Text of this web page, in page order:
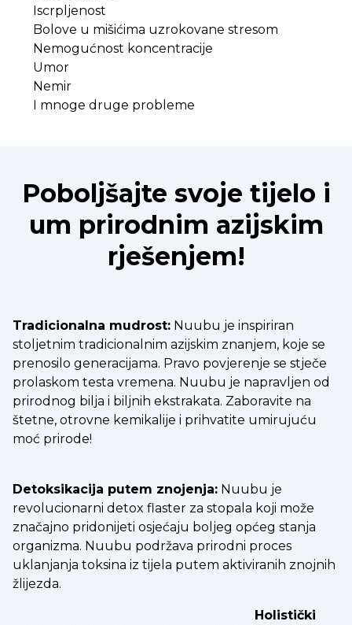
Iscrpljenost
Bolove u mišićima uzrokovane stresom
Nemogućnost koncentracije
Umor
Nemir
I mnoge druge probleme
Poboljšajte svoje tijelo i
um prirodnim azijskim
rješenjem!
Tradicionalna mudrost: Nuubu je inspiriran
stoljetnim tradicionalnim azijskim znanjem, koje se
prenosilo generacijama. Pravo povjerenje se stječe
prolaskom testa vremena. Nuubu je napravljen od
prirodnog bilja i biljnih ekstrakata. Zaboravite na
štetne, otrovne kemikalije i prihvatite umirujuću
moć prirode!
Detoksikacija putem znojenja: Nuubu je
revolucionarni detox flaster za stopala koji može
značajno pridonijeti osjećaju boljeg općeg stanja
organizma. Nuubu podržava prirodni proces
uklanjanja toksina iz tijela putem aktiviranih znojnih
žlijezda.
Holistički